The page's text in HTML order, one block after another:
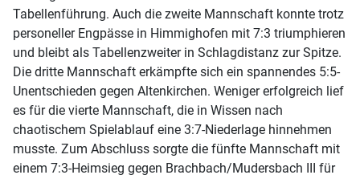
Tabellenführung. Auch die zweite Mannschaft konnte trotz
personeller Engpässe in Himmighofen mit 7:3 triumphieren
und bleibt als Tabellenzweiter in Schlagdistanz zur Spitze.
Die dritte Mannschaft erkämpfte sich ein spannendes 5:5-
Unentschieden gegen Altenkirchen. Weniger erfolgreich lief
es für die vierte Mannschaft, die in Wissen nach
chaotischem Spielablauf eine 3:7-Niederlage hinnehmen
musste. Zum Abschluss sorgte die fünfte Mannschaft mit
einem 7:3-Heimsieg gegen Brachbach/Mudersbach III für